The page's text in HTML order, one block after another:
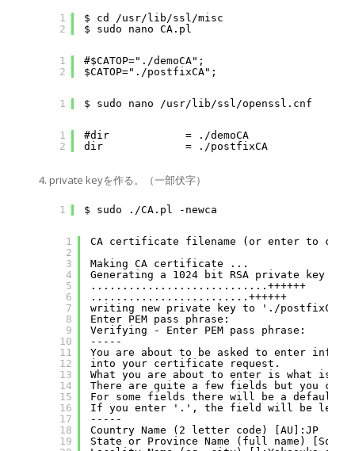
1
2
$ cd /usr/lib/ssl/misc
$ sudo nano CA.pl
1
2
#$CATOP="./demoCA";
$CATOP="./postfixCA";
1 $ sudo nano /usr/lib/ssl/openssl.cnf
1
2
#dir            = ./demoCA
dir             = ./postfixCA
private keyを作る。（一部伏字）
1 $ sudo ./CA.pl -newca
1
2
3
4
5
6
7
8
9
10
11
12
13
14
15
16
17
18
19
CA certificate filename (or enter to
Making CA certificate ...
Generating a 1024 bit RSA private key
............................++++++
.........................++++++
writing new private key to './postfixCA/
Enter PEM pass phrase:
Verifying - Enter PEM pass phrase:    # もう
-----
You are about to be asked to enter
into your certificate request.
What you are about to enter is what is
There are quite a few fields but you can
For some fields there will be a default
If you enter '.', the field will be left
-----
Country Name (2 letter code) [AU]:JP
State or Province Name (full name) [Some-